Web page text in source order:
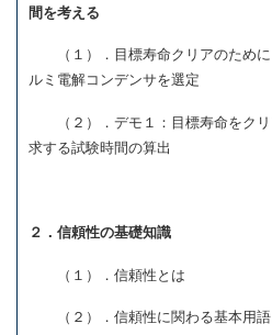
間を考える
（１）．目標寿命クリアのために
ルミ電解コンデンサを選定
（２）．デモ１：目標寿命をクリ
求する試験時間の算出
２．信頼性の基礎知識
（１）．信頼性とは
（２）．信頼性に関わる基本用語